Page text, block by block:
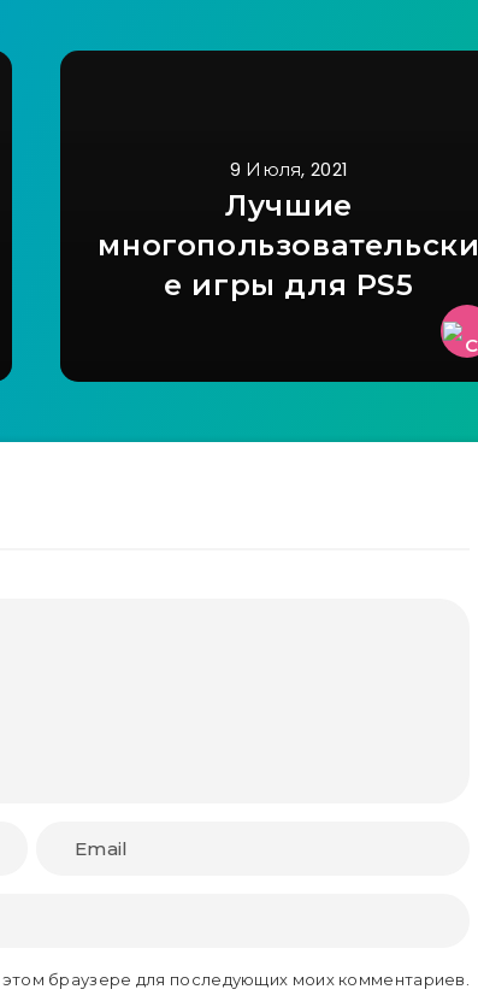
9 Июля, 2021
Лучшие
многопользовательски
е игры для PS5
браузере для последующих моих комментариев.